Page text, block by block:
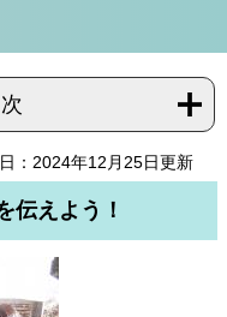
：2024年12月25日更新
伝えよう！